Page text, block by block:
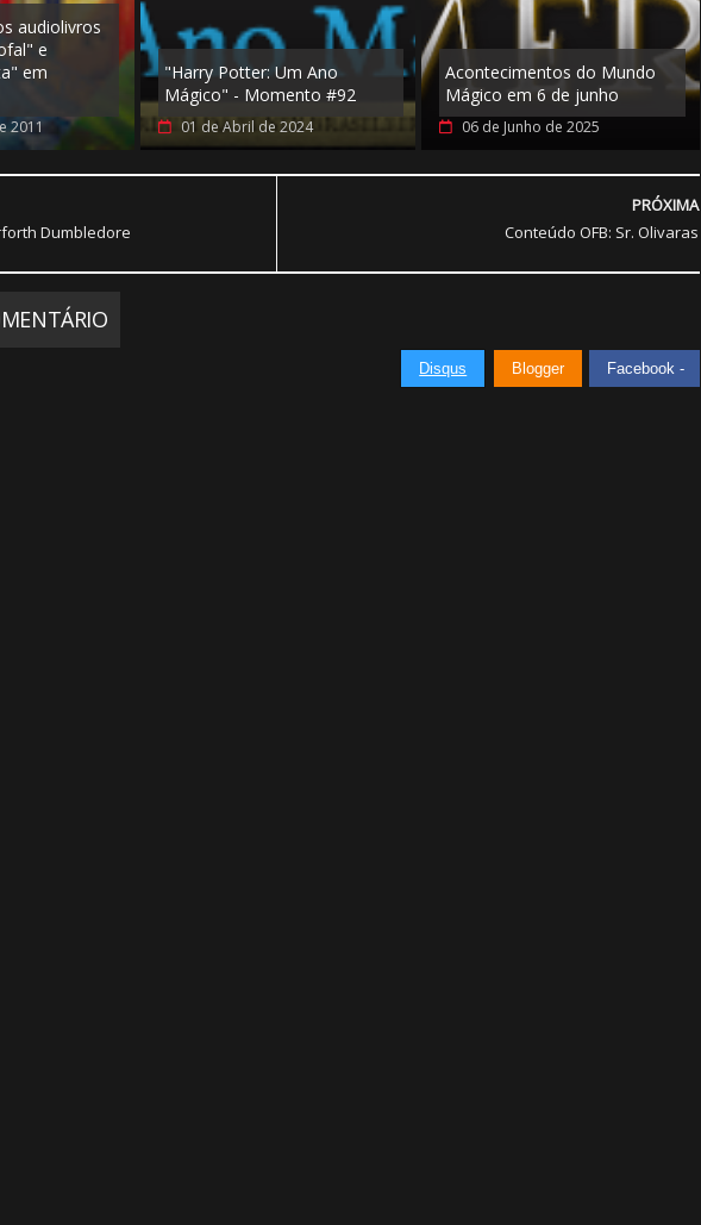
audiolivros
e
em
2011
"Harry Potter: Um Ano
Mágico" - Momento #92
01 de Abril de 2024
Acontecimentos do Mundo
Mágico em 6 de junho
06 de Junho de 2025
PRÓXIMA
Conteúdo OFB: Sr. Olivaras
Dumbledore
Disqus Blogger Facebook -